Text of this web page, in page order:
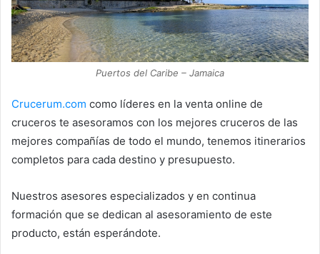
Puertos del Caribe – Jamaica
Crucerum.com como líderes en la venta online de
cruceros te asesoramos con los mejores cruceros de las
mejores compañías de todo el mundo, tenemos itinerarios
completos para cada destino y presupuesto.
Nuestros asesores especializados y en continua
formación que se dedican al asesoramiento de este
producto, están esperándote.